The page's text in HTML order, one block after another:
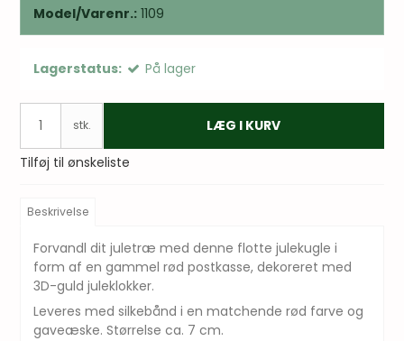
Model/Varenr.: 1109
Lagerstatus: På lager
stk. LÆG I KURV
Tilføj til ønskeliste
Beskrivelse
Forvandl dit juletræ med denne flotte julekugle i
form af en gammel rød postkasse, dekoreret med
3D-guld juleklokker.
Leveres med silkebånd i en matchende rød farve og
gaveæske. Størrelse ca. 7 cm.